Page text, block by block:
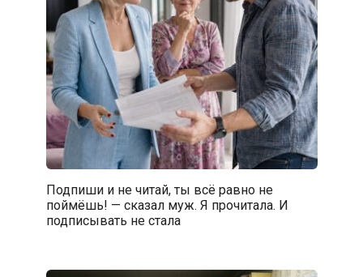
Подпиши и не читай, ты всё равно не
поймёшь! — сказал муж. Я прочитала. И
подписывать не стала